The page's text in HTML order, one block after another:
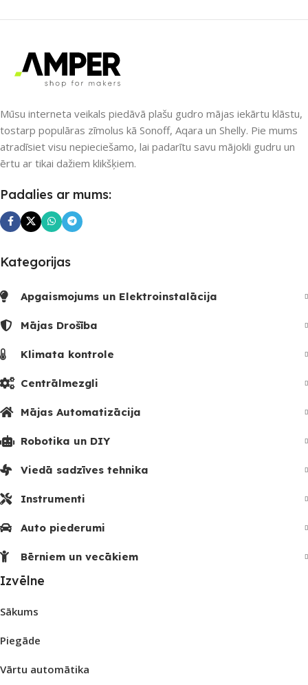
Mūsu interneta veikals piedāvā plašu gudro mājas iekārtu klāstu,
tostarp populāras zīmolus kā Sonoff, Aqara un Shelly. Pie mums
atradīsiet visu nepieciešamo, lai padarītu savu mājokli gudru un
ērtu ar tikai dažiem klikšķiem.
Padalies ar mums:
Kategorijas
Apgaismojums un Elektroinstalācija
Mājas Drošība
Klimata kontrole
Centrālmezgli
Mājas Automatizācija
Robotika un DIY
Viedā sadzīves tehnika
Instrumenti
Auto piederumi
Bērniem un vecākiem
Izvēlne
Sākums
Piegāde
Vārtu automātika